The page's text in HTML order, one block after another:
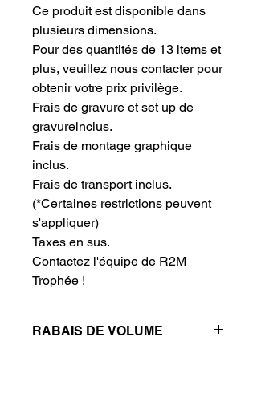
Ce produit est disponible dans
plusieurs dimensions.
Pour des quantités de 13 items et
plus, veuillez nous contacter pour
obtenir votre prix privilège.
Frais de gravure et set up de
gravureinclus.
Frais de montage graphique
inclus.
Frais de transport inclus.
(*Certaines restrictions peuvent
s'appliquer)
Taxes en sus.
Contactez l'équipe de R2M
Trophée !
RABAIS DE VOLUME